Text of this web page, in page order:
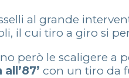
al grande
il cui tiro a giro si
però le scaligere
con un tiro da